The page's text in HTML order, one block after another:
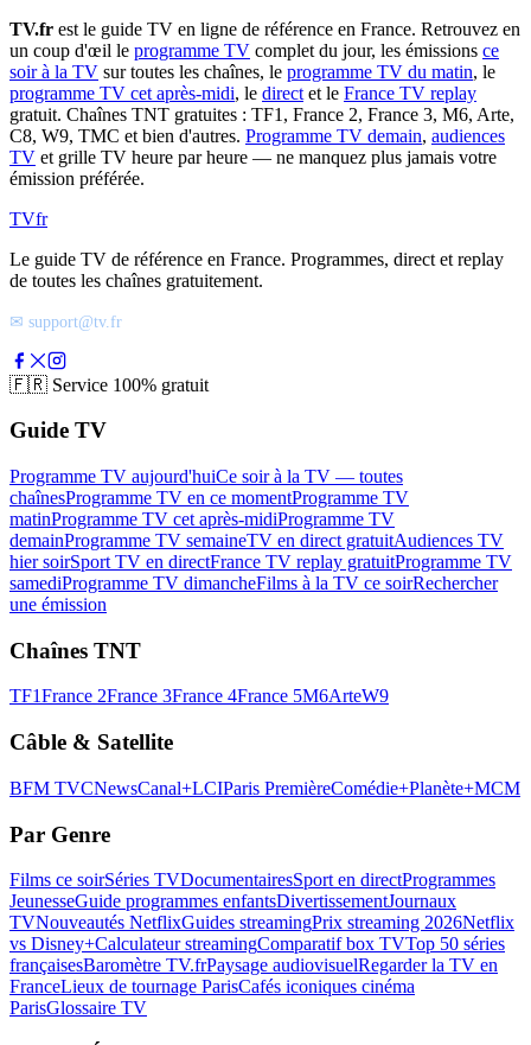
TV.fr est le guide TV en ligne de référence en France. Retrouvez en
un coup d'œil le programme TV complet du jour, les émissions ce
soir à la TV sur toutes les chaînes, le programme TV du matin, le
programme TV cet après-midi, le direct et le France TV replay
gratuit. Chaînes TNT gratuites : TF1, France 2, France 3, M6, Arte,
C8, W9, TMC et bien d'autres. Programme TV demain, audiences
TV et grille TV heure par heure — ne manquez plus jamais votre
émission préférée.
TVfr
Le guide TV de référence en France. Programmes, direct et replay
de toutes les chaînes gratuitement.
✉ support@tv.fr
🇫🇷 Service 100% gratuit
Guide TV
Programme TV aujourd'huiCe soir à la TV — toutes
chaînesProgramme TV en ce momentProgramme TV
matinProgramme TV cet après-midiProgramme TV
demainProgramme TV semaineTV en direct gratuitAudiences TV
hier soirSport TV en directFrance TV replay gratuitProgramme TV
samediProgramme TV dimancheFilms à la TV ce soirRechercher
une émission
Chaînes TNT
TF1France 2France 3France 4France 5M6ArteW9
Câble & Satellite
BFM TVCNewsCanal+LCIParis PremièreComédie+Planète+MCM
Par Genre
Films ce soirSéries TVDocumentairesSport en directProgrammes
JeunesseGuide programmes enfantsDivertissementJournaux
TVNouveautés NetflixGuides streamingPrix streaming 2026Netflix
vs Disney+Calculateur streamingComparatif box TVTop 50 séries
françaisesBaromètre TV.frPaysage audiovisuelRegarder la TV en
FranceLieux de tournage ParisCafés iconiques cinéma
ParisGlossaire TV